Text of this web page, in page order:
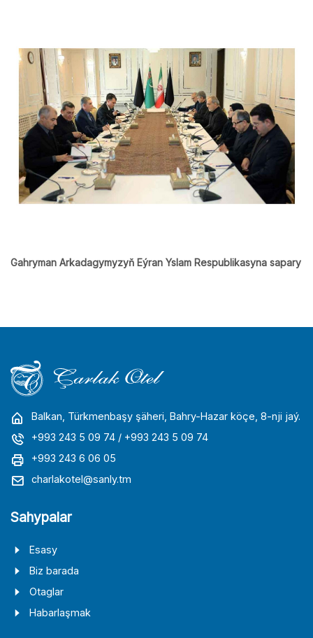
Gahryman Arkadagymyzyň Eýran Yslam Respublikasyna sapary
Balkan, Türkmenbaşy şäheri, Bahry-Hazar köçe, 8-nji jaý.
+993 243 5 09 74 / +993 243 5 09 74
+993 243 6 06 05
charlakotel@sanly.tm
Sahypalar
Esasy
Biz barada
Otaglar
Habarlaşmak